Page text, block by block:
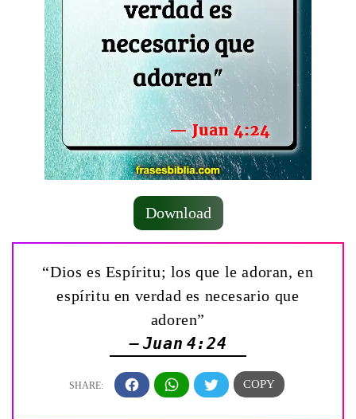
Download
“Dios es Espíritu; los que le adoran, en
espíritu en verdad es necesario que
adoren”
— Juan 4:24